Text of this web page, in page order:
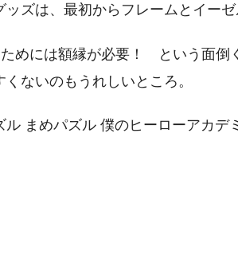
ッズは、最初からフレームとイー
めには額縁が必要！ という面倒
ないのもうれしいところ。
ル まめパズル 僕のヒーローアカデ